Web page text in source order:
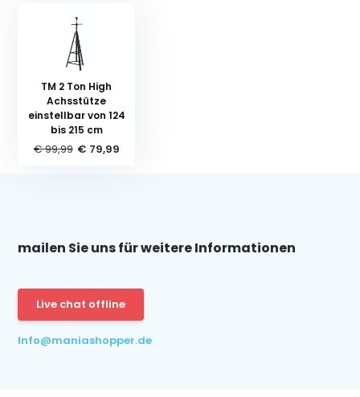
TM 2 Ton High
Achsstütze
einstellbar von 124
bis 215 cm
€ 99,99 € 79,99
mailen Sie uns für weitere Informationen
Live chat offline
Info@maniashopper.de